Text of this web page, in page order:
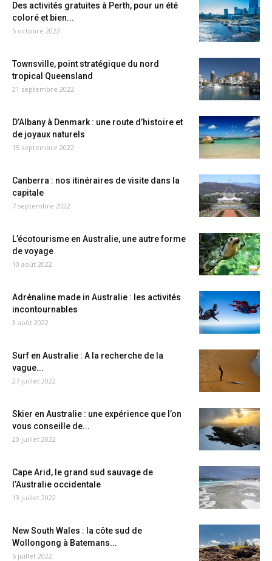
Des activités gratuites à Perth, pour un été
coloré et bien...
5 octobre 2022
Townsville, point stratégique du nord
tropical Queensland
21 septembre 2022
D’Albany à Denmark : une route d’histoire et
de joyaux naturels
15 septembre 2022
Canberra : nos itinéraires de visite dans la
capitale
7 septembre 2022
L’écotourisme en Australie, une autre forme
de voyage
10 août 2022
Adrénaline made in Australie : les activités
incontournables
3 août 2022
Surf en Australie : A la recherche de la
vague...
27 juillet 2022
Skier en Australie : une expérience que l’on
vous conseille de...
20 juillet 2022
Cape Arid, le grand sud sauvage de
l’Australie occidentale
13 juillet 2022
New South Wales : la côte sud de
Wollongong à Batemans...
6 juillet 2022